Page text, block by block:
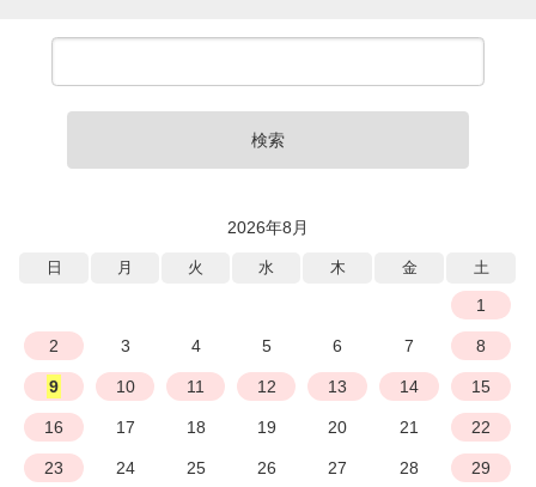
検索
2026年8月
日 月 火 水 木 金 土
1
2 3 4 5 6 7 8
9 10 11 12 13 14 15
16 17 18 19 20 21 22
23 24 25 26 27 28 29